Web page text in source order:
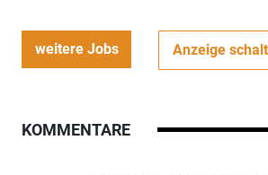
weitere Jobs Anzeige
KOMMENTARE